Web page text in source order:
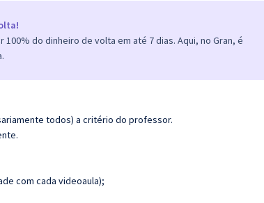
do dinheiro de volta em até 7 dias. Aqui, no Gran, é
todos) a critério do professor.
com cada videoaula);